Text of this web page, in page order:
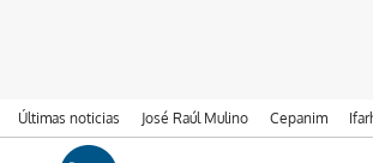
Últimas noticias José Raúl Mulino Cepanim
Ir al contenido